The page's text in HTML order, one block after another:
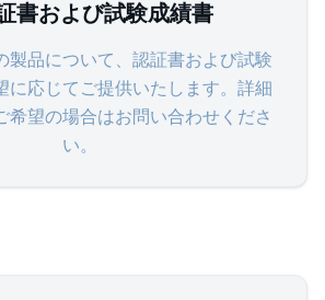
書および試験成績書
製品について、認証書および試験
に応じてご提供いたします。詳細
希望の場合はお問い合わせくださ
い。